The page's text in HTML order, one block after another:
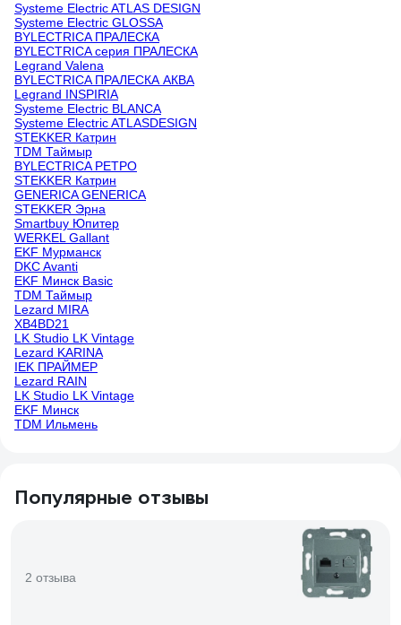
Systeme Electric ATLAS DESIGN
Systeme Electric GLOSSA
BYLECTRICA ПРАЛЕСКА
BYLECTRICA серия ПРАЛЕСКА
Legrand Valena
BYLECTRICA ПРАЛЕСКА АКВА
Legrand INSPIRIA
Systeme Electric BLANCA
Systeme Electric ATLASDESIGN
STEKKER Катрин
TDM Таймыр
BYLECTRICA РЕТРО
STEKKER Катрин
GENERICA GENERICA
STEKKER Эрна
Smartbuy Юпитер
WERKEL Gallant
EKF Мурманск
DKC Avanti
EKF Минск Basic
TDM Таймыр
Lezard MIRA
XB4BD21
LK Studio LK Vintage
Lezard KARINA
IEK ПРАЙМЕР
Lezard RAIN
LK Studio LK Vintage
EKF Минск
TDM Ильмень
Популярные отзывы
2 отзыва